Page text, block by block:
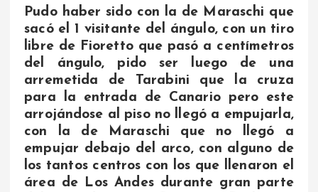
Pudo haber sido con la de Maraschi que
sacó el 1 visitante del ángulo, con un tiro
libre de Fioretto que pasó a centímetros
del ángulo, pido ser luego de una
arremetida de Tarabini que la cruza
para la entrada de Canario pero este
arrojándose al piso no llegó a empujarla,
con la de Maraschi que no llegó a
empujar debajo del arco, con alguno de
los tantos centros con los que llenaron el
área de Los Andes durante gran parte